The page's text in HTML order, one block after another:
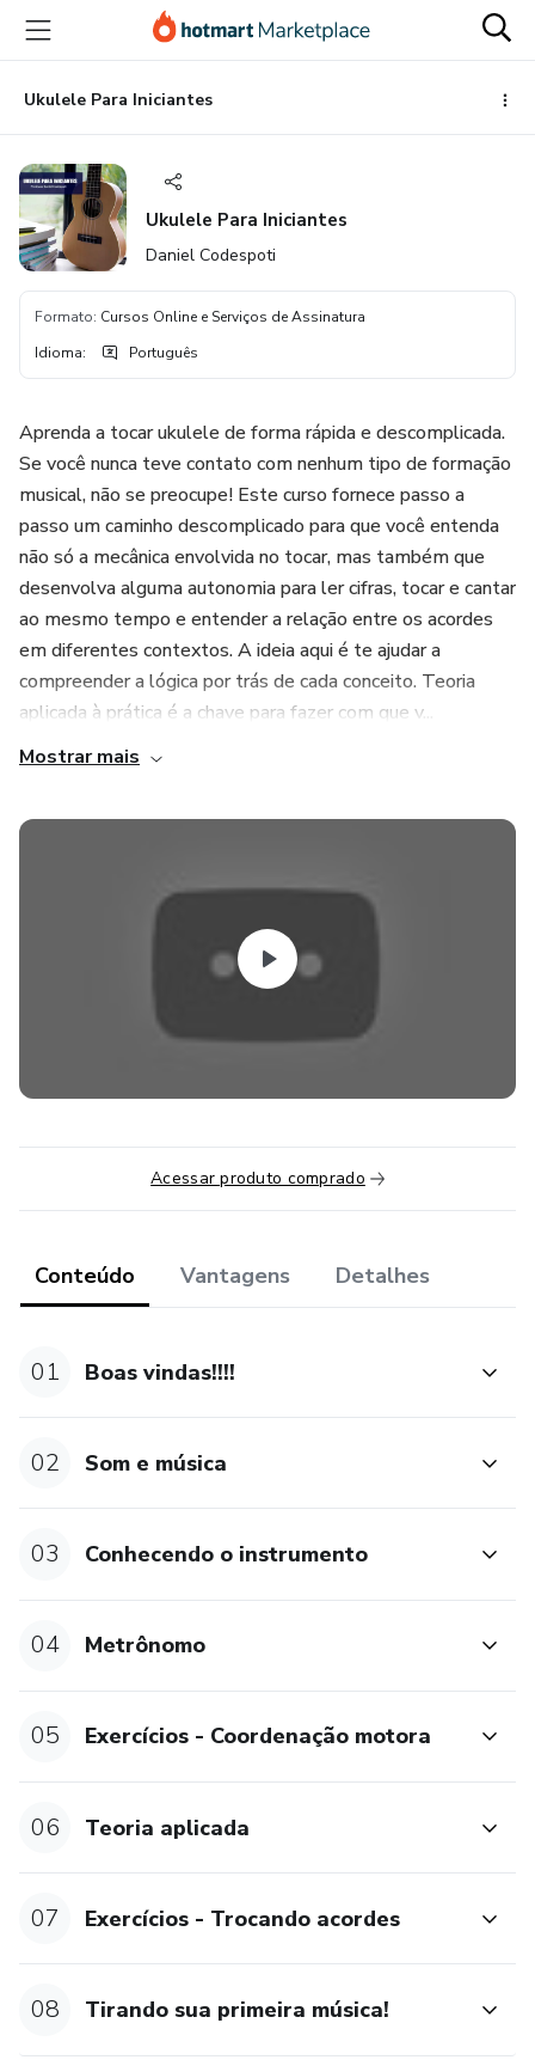
para
conteúdo
principal
para
pagamento
para
rodapé
Ukulele Para Iniciantes
Ukulele Para Iniciantes
Daniel Codespoti
Formato: Cursos Online e Serviços de Assinatura
Idioma: Português
Aprenda a tocar ukulele de forma rápida e descomplicada.
Se você nunca teve contato com nenhum tipo de formação
musical, não se preocupe! Este curso fornece passo a
passo um caminho descomplicado para que você entenda
não só a mecânica envolvida no tocar, mas também que
desenvolva alguma autonomia para ler cifras, tocar e cantar
ao mesmo tempo e entender a relação entre os acordes
em diferentes contextos. A ideia aqui é te ajudar a
compreender a lógica por trás de cada conceito. Teoria
aplicada à prática é a chave para fazer com que v...
Mostrar mais
Acessar produto comprado
Conteúdo Vantagens Detalhes
01 Boas vindas!!!!
02 Som e música
03 Conhecendo o instrumento
04 Metrônomo
05 Exercícios - Coordenação motora
06 Teoria aplicada
07 Exercícios - Trocando acordes
08 Tirando sua primeira música!